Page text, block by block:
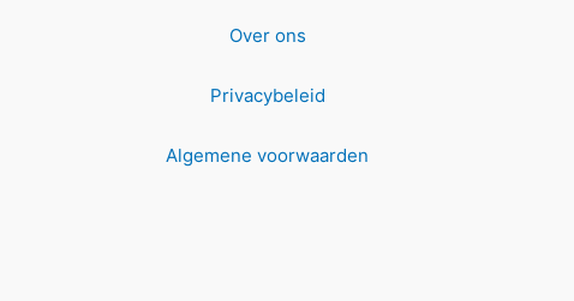
Over ons
Privacybeleid
Algemene voorwaarden